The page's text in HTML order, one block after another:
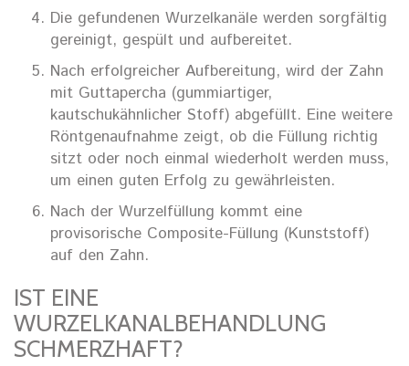
Die gefundenen Wurzelkanäle werden sorgfältig
gereinigt, gespült und aufbereitet.
Nach erfolgreicher Aufbereitung, wird der Zahn
mit Guttapercha (gummiartiger,
kautschukähnlicher Stoff) abgefüllt. Eine weitere
Röntgenaufnahme zeigt, ob die Füllung richtig
sitzt oder noch einmal wiederholt werden muss,
um einen guten Erfolg zu gewährleisten.
Nach der Wurzelfüllung kommt eine
provisorische Composite-Füllung (Kunststoff)
auf den Zahn.
IST EINE
WURZELKANALBEHANDLUNG
SCHMERZHAFT?